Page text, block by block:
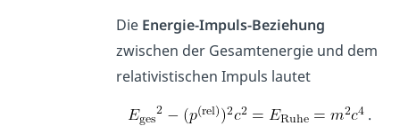
Die Energie-Impuls-Beziehung
zwischen der Gesamtenergie und dem
relativistischen Impuls lautet
.